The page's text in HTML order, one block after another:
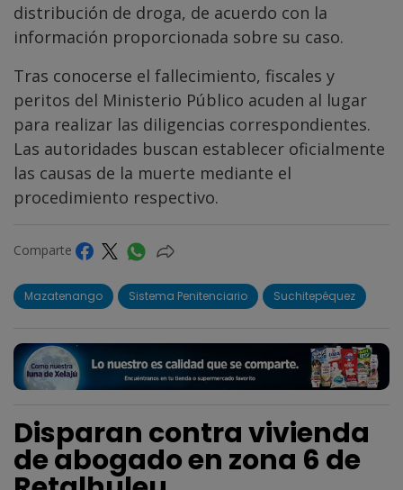
distribución de droga, de acuerdo con la
información proporcionada sobre su caso.
Tras conocerse el fallecimiento, fiscales y
peritos del Ministerio Público acuden al lugar
para realizar las diligencias correspondientes.
Las autoridades buscan establecer oficialmente
las causas de la muerte mediante el
procedimiento respectivo.
Comparte
Mazatenango Sistema Penitenciario Suchitepéquez
Disparan contra vivienda
de abogado en zona 6 de